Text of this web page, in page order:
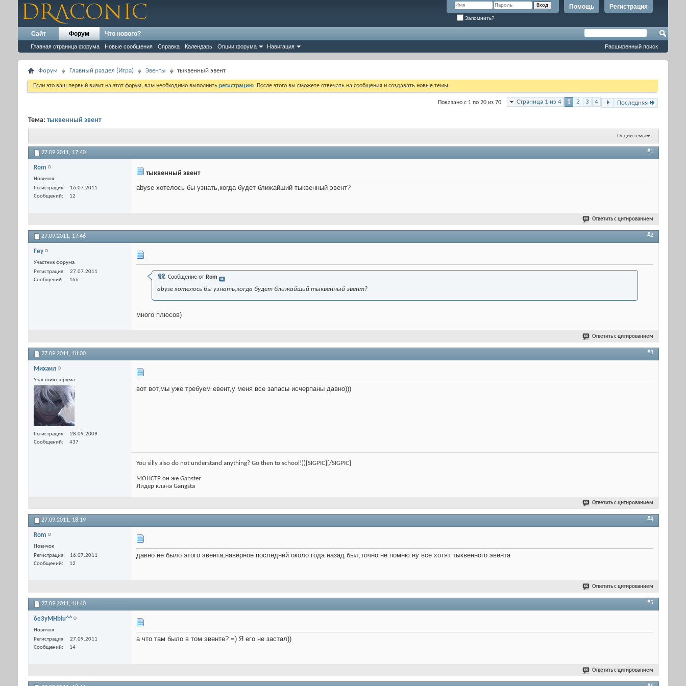
Регистрация
Помощь
Запомнить?
Сайт Форум
Главная страница форума Новые сообщения Справка Календарь Опции форума Навигация
Что нового?
Расширенный поиск
Форум Главный раздел (Игра) Эвенты тыквенный эвент
Если это ваш первый визит на этот форум, вам необходимо выполнить регистрацию. После этого вы сможете отвечать на сообщения и создавать новые темы.
Страница 1 из 4 1 2 3 4 Последняя
Показано с 1 по 20 из 70
Тема: тыквенный эвент
Опции темы
27.09.2011, 17:40 #1
Rom
Новичок
Регистрация
16.07.2011
Сообщений
12
тыквенный эвент
abyse хотелось бы узнать,когда будет ближайший тыквенный эвент?
Ответить с цитированием
27.09.2011, 17:46 #2
Fey
Участник форума
Регистрация
27.07.2011
Сообщений
166 Сообщение от Rom
abyse хотелось бы узнать,когда будет ближайший тыквенный эвент?
много плюсов)
Ответить с цитированием
27.09.2011, 18:00 #3
Михаил
Участник форума
Регистрация
28.09.2009
Сообщений
437
вот вот,мы уже требуем евент,у меня все запасы исчерпаны давно)))
You silly also do not understand anything? Go then to school!))[SIGPIC][/SIGPIC]
МОНСТР он же Ganster
Лидер клана Gangsta
Ответить с цитированием
27.09.2011, 18:19 #4
Rom
Новичок
Регистрация
16.07.2011
Сообщений
12
давно не было этого эвента,наверное последний около года назад был,точно не помню ну все хотят тыквенного эвента
Ответить с цитированием
27.09.2011, 18:40 #5
6e3yMHblu^^
Новичок
Регистрация
27.09.2011
Сообщений
14
а что там было в том эвенте? =) Я его не застал))
Ответить с цитированием